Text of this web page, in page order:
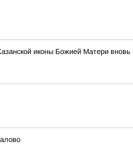
иконы Божией Матери